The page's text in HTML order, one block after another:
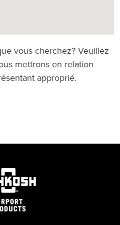
vous cherchez? Veuillez
mettrons en relation
approprié.